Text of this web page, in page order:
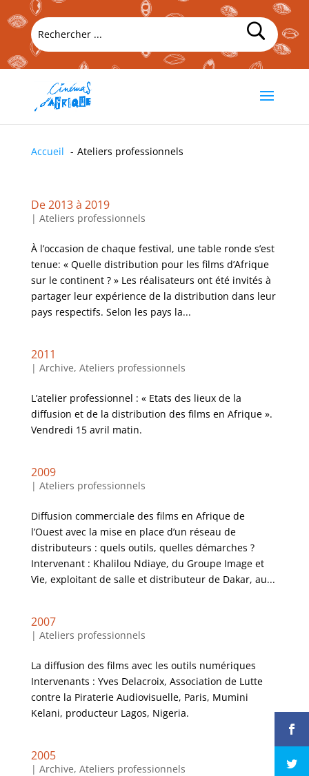
Accueil Ateliers professionnels
De 2013 à 2019
| Ateliers professionnels
À l’occasion de chaque festival, une table ronde s’est
tenue: « Quelle distribution pour les films d’Afrique
sur le continent ? » Les réalisateurs ont été invités à
partager leur expérience de la distribution dans leur
pays respectifs. Selon les pays la...
2011
| Archive, Ateliers professionnels
L’atelier professionnel : « Etats des lieux de la
diffusion et de la distribution des films en Afrique ».
Vendredi 15 avril matin.
2009
| Ateliers professionnels
Diffusion commerciale des films en Afrique de
l’Ouest avec la mise en place d’un réseau de
distributeurs : quels outils, quelles démarches ?
Intervenant : Khalilou Ndiaye, du Groupe Image et
Vie, exploitant de salle et distributeur de Dakar, au...
2007
| Ateliers professionnels
La diffusion des films avec les outils numériques
Intervenants : Yves Delacroix, Association de Lutte
contre la Piraterie Audiovisuelle, Paris, Mumini
Kelani, producteur Lagos, Nigeria.
2005
| Archive, Ateliers professionnels